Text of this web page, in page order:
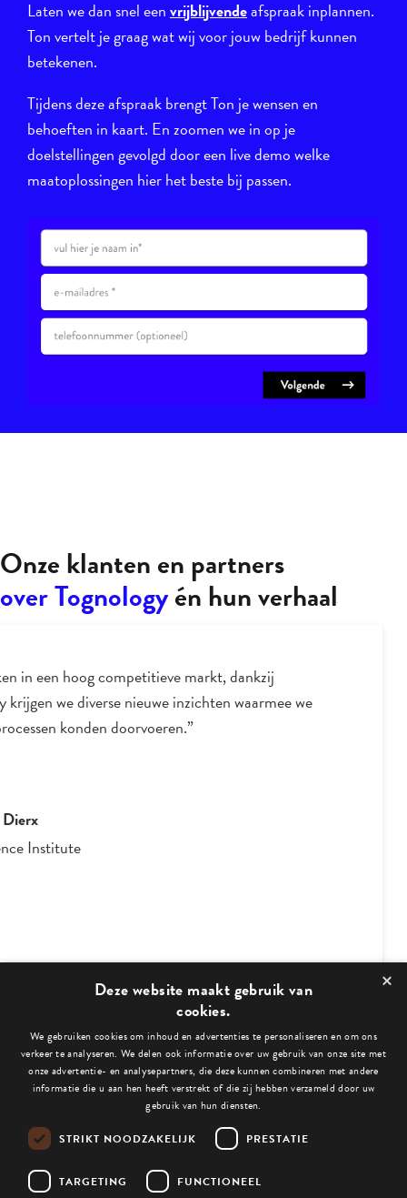
Laten we dan snel eenvrijblijvendeafspraak inplannen.
Ton vertelt je graag wat wij voor jouw bedrijf kunnen
betekenen.
Tijdens deze afspraak brengt Ton je wensen en
behoeften in kaart. En zoomen we in op je
doelstellingen gevolgd door een live demo welke
maatoplossingen hier het beste bij passen.
Onze klanten en partners
over Tognologyén hun verhaal
over, en liefde voor data driven
werken ronduit aanstekelijk. Hij brengt daarmee
en zet je telkens weer op scherp.”
& Vincent Drabbe
Have a Byte
3 /4
Bekijk ook deze blogs:
Niets gevonden.
×
Deze website maakt gebruik van
cookies.
We gebruiken cookies om inhoud en advertenties te personaliseren en om ons
verkeer te analyseren. We delen ook informatie over uw gebruik van onze site met
onze advertentie- en analysepartners, die deze kunnen combineren met andere
informatie die u aan hen heeft verstrekt of die zij hebben verzameld door uw
gebruik van hun diensten.
STRIKT NOODZAKELIJK PRESTATIE
TARGETING FUNCTIONEEL